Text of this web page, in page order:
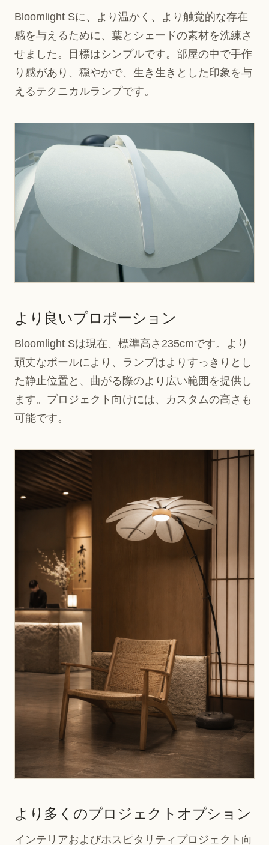
Bloomlight Sに、より温かく、より触覚的な存在
感を与えるために、葉とシェードの素材を洗練さ
せました。目標はシンプルです。部屋の中で手作
り感があり、穏やかで、生き生きとした印象を与
えるテクニカルランプです。
より良いプロポーション
Bloomlight Sは現在、標準高さ235cmです。より
頑丈なポールにより、ランプはよりすっきりとし
た静止位置と、曲がる際のより広い範囲を提供し
ます。プロジェクト向けには、カスタムの高さも
可能です。
より多くのプロジェクトオプション
インテリアおよびホスピタリティプロジェクト向